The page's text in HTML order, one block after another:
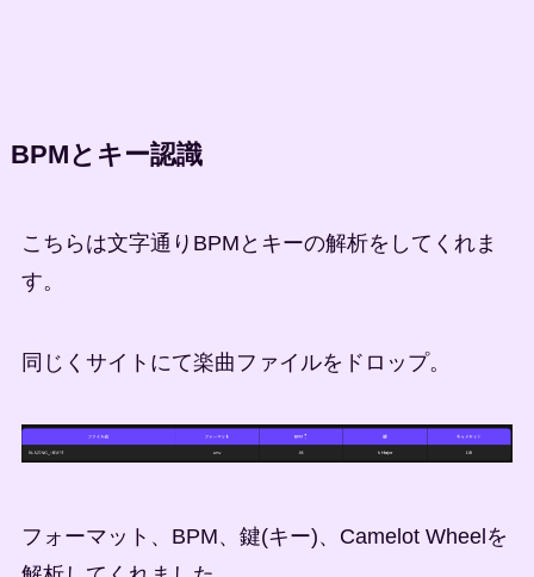
BPMとキー認識
こちらは文字通りBPMとキーの解析をしてくれま
す。
同じくサイトにて楽曲ファイルをドロップ。
フォーマット、BPM、鍵(キー)、Camelot Wheelを